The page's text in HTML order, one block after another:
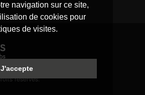
navigation sur ce site,
de cookies pour
de visites.
J'accepte
réservés.